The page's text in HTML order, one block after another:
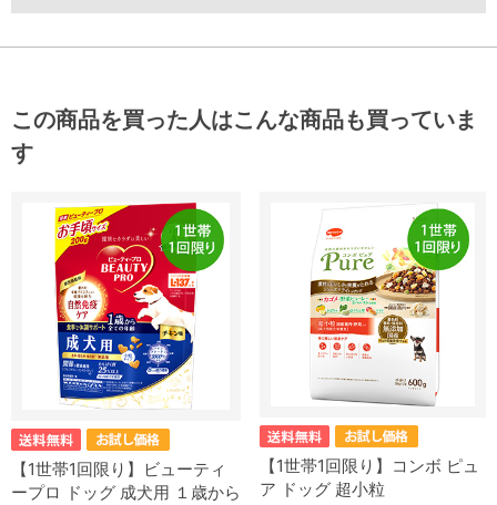
この商品を買った人はこんな商品も買っていま
す
【1世帯1回限り】ビューティ
ープロ ドッグ 成犬用 １歳から
【1世帯1回限り】コンボ ピュ
ア ドッグ 超小粒